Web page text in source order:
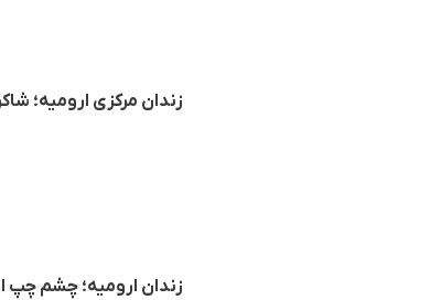
زندان مرکزی ارومیه؛
زندان ارومیه؛ چشم چپ